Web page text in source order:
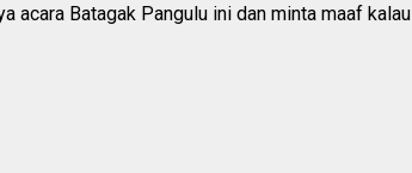
acara Batagak Pangulu ini dan minta maaf kalau